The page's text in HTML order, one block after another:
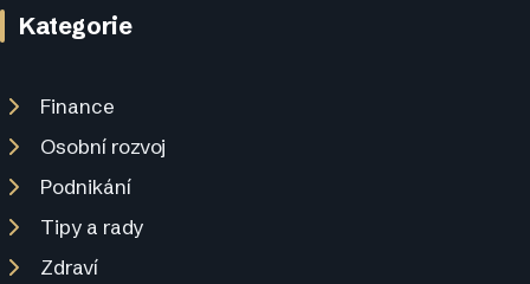
Kategorie
Finance
Osobní rozvoj
Podnikání
Tipy a rady
Zdraví